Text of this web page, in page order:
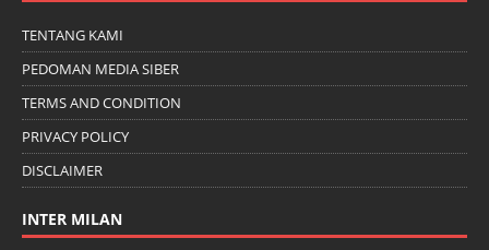
TENTANG KAMI
PEDOMAN MEDIA SIBER
TERMS AND CONDITION
PRIVACY POLICY
DISCLAIMER
INTER MILAN